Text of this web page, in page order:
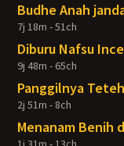
Budhe Anah
7j 18m - 51ch
Diburu Nafsu
9j 48m - 65ch
Panggilnya
2j 51m - 8ch
Menanam Benih